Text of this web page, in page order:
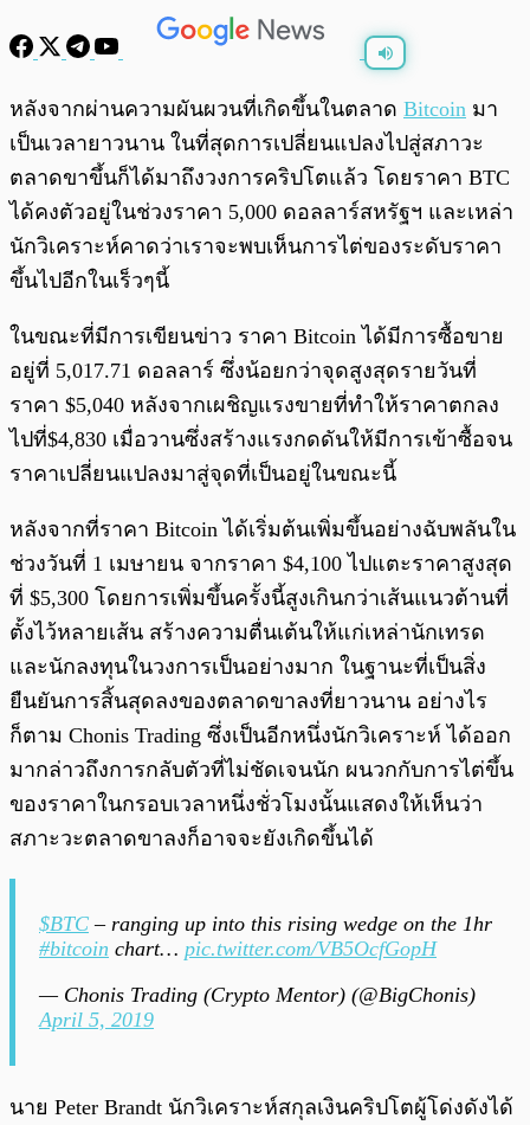
พร้อมเล่น
หลังจากผ่านความผันผวนที่เกิดขึ้นในตลาด Bitcoin มา
เป็นเวลายาวนาน ในที่สุดการเปลี่ยนแปลงไปสู่สภาวะ
ตลาดขาขึ้นก็ได้มาถึงวงการคริปโตแล้ว โดยราคา BTC
ได้คงตัวอยู่ในช่วงราคา 5,000 ดอลลาร์สหรัฐฯ และเหล่า
นักวิเคราะห์คาดว่าเราจะพบเห็นการไต่ของระดับราคา
ขึ้นไปอีกในเร็วๆนี้
ในขณะที่มีการเขียนข่าว ราคา Bitcoin ได้มีการซื้อขาย
อยู่ที่ 5,017.71 ดอลลาร์ ซึ่งน้อยกว่าจุดสูงสุดรายวันที่
ราคา $5,040 หลังจากเผชิญแรงขายที่ทำให้ราคาตกลง
ไปที่$4,830 เมื่อวานซึ่งสร้างแรงกดดันให้มีการเข้าซื้อจน
ราคาเปลี่ยนแปลงมาสู่จุดที่เป็นอยู่ในขณะนี้
หลังจากที่ราคา Bitcoin ได้เริ่มต้นเพิ่มขึ้นอย่างฉับพลันใน
ช่วงวันที่ 1 เมษายน จากราคา $4,100 ไปแตะราคาสูงสุด
ที่ $5,300 โดยการเพิ่มขึ้นครั้งนี้สูงเกินกว่าเส้นแนวต้านที่
ตั้งไว้หลายเส้น สร้างความตื่นเต้นให้แก่เหล่านักเทรด
และนักลงทุนในวงการเป็นอย่างมาก ในฐานะที่เป็นสิ่ง
ยืนยันการสิ้นสุดลงของตลาดขาลงที่ยาวนาน อย่างไร
ก็ตาม Chonis Trading ซึ่งเป็นอีกหนึ่งนักวิเคราะห์ ได้ออก
มากล่าวถึงการกลับตัวที่ไม่ชัดเจนนัก ผนวกกับการไต่ขึ้น
ของราคาในกรอบเวลาหนึ่งชั่วโมงนั้นแสดงให้เห็นว่า
สภาะวะตลาดขาลงก็อาจจะยังเกิดขึ้นได้
$BTC – ranging up into this rising wedge on the 1hr
#bitcoin chart… pic.twitter.com/VB5OcfGopH
— Chonis Trading (Crypto Mentor) (@BigChonis)
April 5, 2019
นาย Peter Brandt นักวิเคราะห์สกุลเงินคริปโตผู้โด่งดังได้